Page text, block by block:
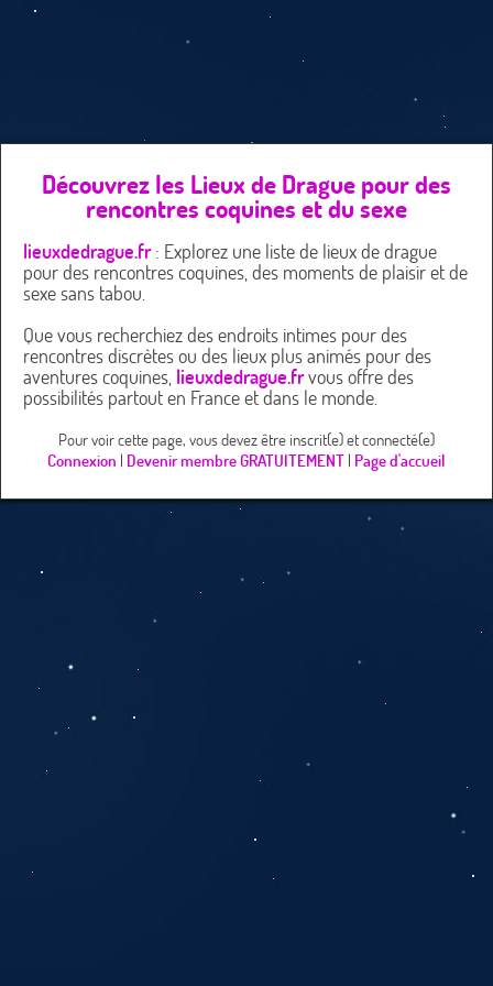
Découvrez les Lieux de Drague pour des
rencontres coquines et du sexe
lieuxdedrague.fr: Explorez une liste de lieux de drague
pour des rencontres coquines, des moments de plaisir et de
sexe sans tabou.
Que vous recherchiez des endroits intimes pour des
rencontres discrètes ou des lieux plus animés pour des
aventures coquines, lieuxdedrague.frvous offre des
possibilités partout en France et dans le monde.
Pour voir cette page, vous devez être inscrit(e) et connecté(e)
Connexion | Devenir membre GRATUITEMENT | Page d'accueil